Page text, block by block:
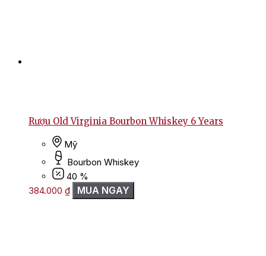
Rượu Old Virginia Bourbon Whiskey 6 Years
Mỹ
Bourbon Whiskey
40 %
384.000 ₫ MUA NGAY